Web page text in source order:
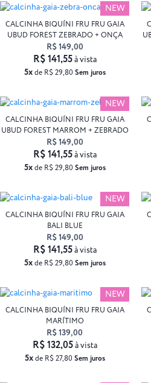
NEW
CALCINHA BIQUÍNI FRU FRU GAIA
UBUD FOREST ZEBRADO + ONÇA
R$ 149,00
5xde R$ 29,80 Sem juros
R$ 141,55à vista
NEW
CALCINHA BIQUÍNI FRU FRU GAIA
UBUD FOREST MARROM + ZEBRADO
R$ 149,00
5xde R$ 29,80 Sem juros
R$ 141,55à vista
NEW
CALCINHA BIQUÍNI FRU FRU GAIA
BALI BLUE
R$ 149,00
5xde R$ 29,80 Sem juros
R$ 141,55à vista
NEW
CALCINHA BIQUÍNI FRU FRU GAIA
MARÍTIMO
R$ 139,00
5xde R$ 27,80 Sem juros
R$ 132,05à vista